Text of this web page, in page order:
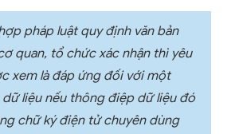
pháp luật quy định văn bản
quan, tổ chức xác nhận thì yêu
xem là đáp ứng đối với một
liệu nếu thông điệp dữ liệu đó
chữ ký điện tử chuyên dùng